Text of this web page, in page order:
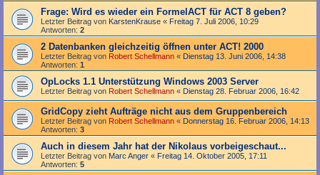
Frage: Wird es wieder ein FormelACT für ACT 8 geben?
Letzter Beitrag von KarstenKrause « Freitag 7. Juli 2006, 10:29
Antworten: 2
2 Datenbanken gleichzeitig öffnen unter ACT! 2000
Letzter Beitrag von Robert Schellmann « Dienstag 13. Juni 2006, 14:38
Antworten: 1
OpLocks 1.1 Unterstützung Windows 2003 Server
Letzter Beitrag von Robert Schellmann « Dienstag 28. Februar 2006, 16:42
GridCopy zieht Aufträge nicht aus dem Gruppenbereich
Letzter Beitrag von Robert Schellmann « Donnerstag 16. Februar 2006, 14:13
Antworten: 3
Auch in diesem Jahr hat der Nikolaus vorbeigeschaut...
Letzter Beitrag von Marc Anger « Freitag 14. Oktober 2005, 17:11
Antworten: 5